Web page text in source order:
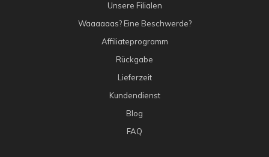
Unsere Filialen
Waaaaaas? Eine Beschwerde?
Affiliateprogramm
Rückgabe
Lieferzeit
Kundendienst
Blog
FAQ